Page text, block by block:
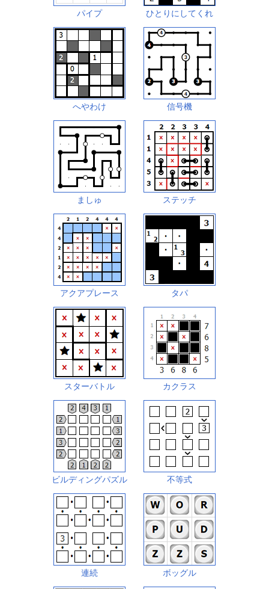
パイプ ひとりにしてくれ
へやわけ 信号機
ましゅ ステッチ
アクアプレース タパ
スターバトル カクラス
ビルディングパズル 不等式
連続 ボッグル